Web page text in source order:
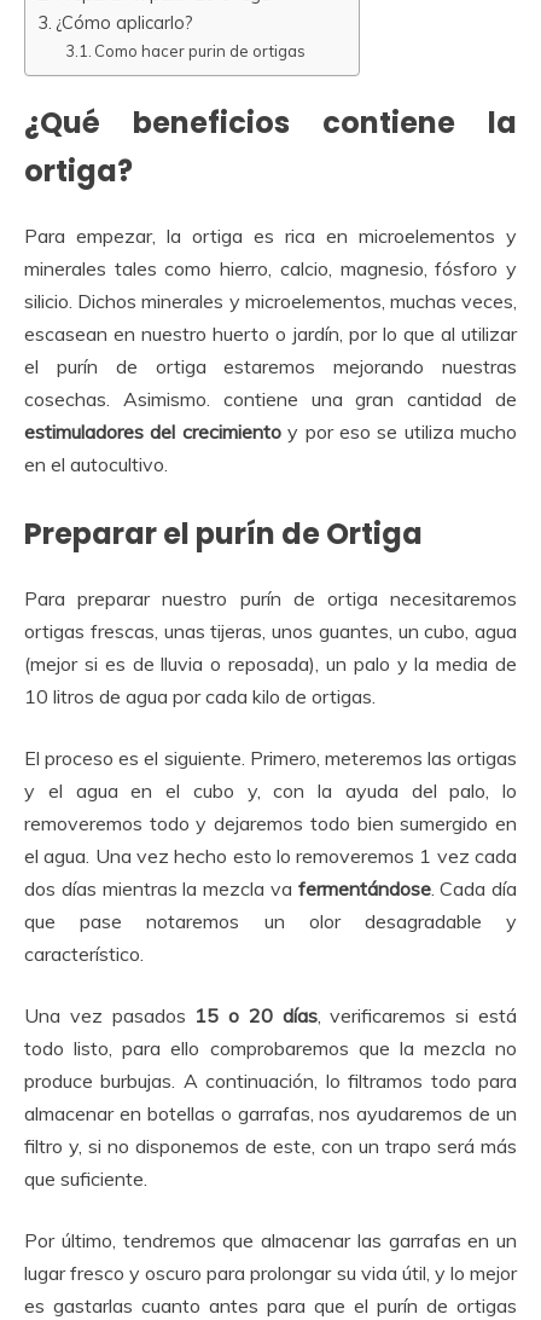
¿Cómo aplicarlo?
Como hacer purin de ortigas
¿Qué beneficios contiene la
ortiga?
Para empezar, la ortiga es rica en microelementos y
minerales tales como hierro, calcio, magnesio, fósforo y
silicio. Dichos minerales y microelementos, muchas veces,
escasean en nuestro huerto o jardín, por lo que al utilizar
el purín de ortiga estaremos mejorando nuestras
cosechas. Asimismo. contiene una gran cantidad de
estimuladores del crecimientoy por eso se utiliza mucho
en el autocultivo.
Preparar el purín de Ortiga
Para preparar nuestro purín de ortiga necesitaremos
ortigas frescas, unas tijeras, unos guantes, un cubo, agua
(mejor si es de lluvia o reposada), un palo y la media de
10 litros de agua por cada kilo de ortigas.
El proceso es el siguiente. Primero, meteremos las ortigas
y el agua en el cubo y, con la ayuda del palo, lo
removeremos todo y dejaremos todo bien sumergido en
el agua. Una vez hecho esto lo removeremos 1 vez cada
dos días mientras la mezcla va fermentándose. Cada día
que pase notaremos un olor desagradable y
característico.
Una vez pasados 15 o 20 días, verificaremos si está
todo listo, para ello comprobaremos que la mezcla no
produce burbujas. A continuación, lo filtramos todo para
almacenar en botellas o garrafas, nos ayudaremos de un
filtro y, si no disponemos de este, con un trapo será más
que suficiente.
Por último, tendremos que almacenar las garrafas en un
lugar fresco y oscuro para prolongar su vida útil, y lo mejor
es gastarlas cuanto antes para que el purín de ortigas